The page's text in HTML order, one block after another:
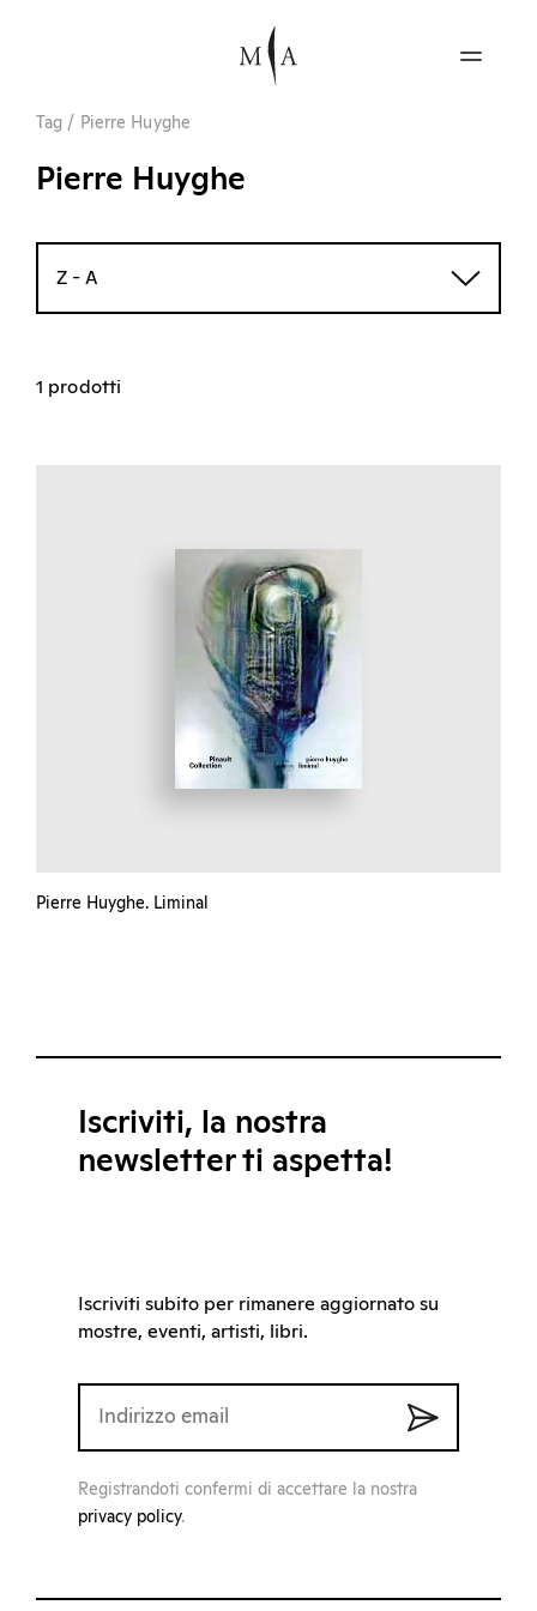
Tag / Pierre Huyghe
Pierre Huyghe
Z - A
1 prodotti
Pierre Huyghe. Liminal
Iscriviti, la nostra
newsletter ti aspetta!
Iscriviti subito per rimanere aggiornato su
mostre, eventi, artisti, libri.
Registrandoti confermi di accettare la nostra
privacy policy.